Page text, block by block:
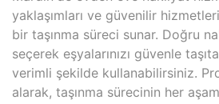
yaklaşımları ve güvenilir
bir taşınma süreci sunar. Doğru
seçerek eşyalarınızı güvenle
verimli şekilde kullanabilirsiniz.
alarak, taşınma sürecinin her